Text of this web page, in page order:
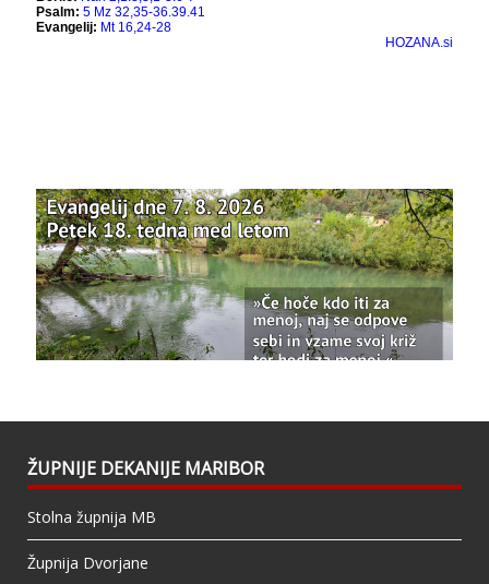
View on Facebook · Share
Photo
View on Facebook · Share
Bazilika Matere Usmiljenja updated their
status.
1 years ago
When this happens, it's usually because the
people, changed who can see it or it's been
deleted.
View on Facebook
ŽUPNIJE DEKANIJE MARIBOR
Stolna župnija MB
Župnija Dvorjane